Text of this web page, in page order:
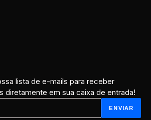
lista de e-mails para receber
diretamente em sua caixa de entrada!